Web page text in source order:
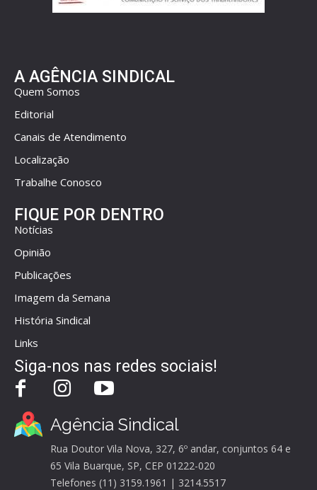
A AGÊNCIA SINDICAL
Quem Somos
Editorial
Canais de Atendimento
Localização
Trabalhe Conosco
FIQUE POR DENTRO
Notícias
Opinião
Publicações
Imagem da Semana
História Sindical
Links
Siga-nos nas redes sociais!
Agência Sindical
Rua Doutor Vila Nova, 327, 6º andar, conjuntos 64 e
65 Vila Buarque, SP, CEP 01222-020
Telefones (11) 3159.1961 | 3214.5517